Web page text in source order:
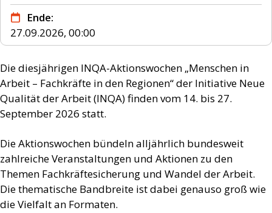
Ende
27.09.2026, 00:00
Die diesjährigen INQA-Aktionswochen „Menschen in
Arbeit – Fachkräfte in den Regionen“ der Initiative Neue
Qualität der Arbeit (INQA) finden vom 14. bis 27.
September 2026 statt.
Die Aktionswochen bündeln alljährlich bundesweit
zahlreiche Veranstaltungen und Aktionen zu den
Themen Fachkräftesicherung und Wandel der Arbeit.
Die thematische Bandbreite ist dabei genauso groß wie
die Vielfalt an Formaten.